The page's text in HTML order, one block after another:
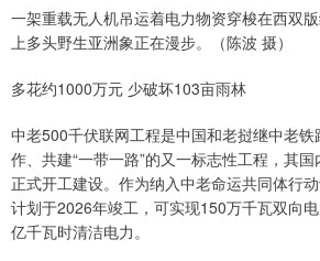
一架重载无人机吊运着电力物资穿梭在西双
上多头野生亚洲象正在漫步。（陈波 摄）
多花约1000万元 少破坏103亩雨林
中老500千伏联网工程是中国和老挝继中老
作、共建“一带一路”的又一标志性工程，其
正式开工建设。作为纳入中老命运共同体行
计划于2026年竣工，可实现150万千瓦双向
亿千瓦时清洁电力。